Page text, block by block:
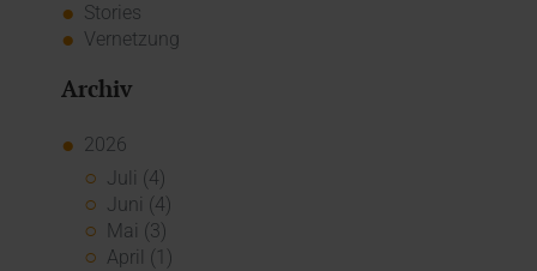
Stories
Vernetzung
Archiv
2026
Juli (4)
Juni (4)
Mai (3)
April (1)